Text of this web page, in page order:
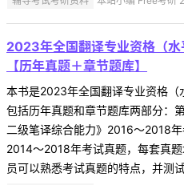
2023年全国翻译专业资格（
【历年真题＋章节题库】
本书是2023年全国翻译专业资格（
包括历年真题和章节题库两部分：
二级笔译综合能力》2016～2018
2014～2018年考试真题，每套真
员可以熟悉考试真题的特点，并测